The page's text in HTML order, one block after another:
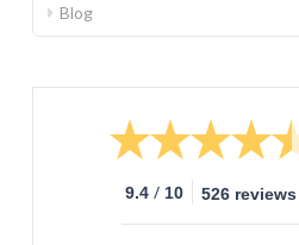
Blog
9.4 / 10 526 reviews